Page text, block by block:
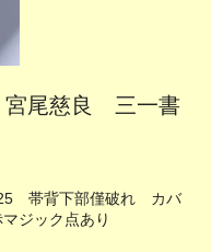
宮尾慈良 三一書
帯背下部僅破れ カバ
ジック点あり